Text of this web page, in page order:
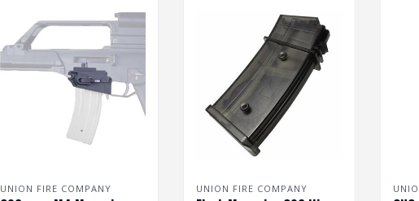
UNION FIRE COMPANY UNION FIRE COMPANY